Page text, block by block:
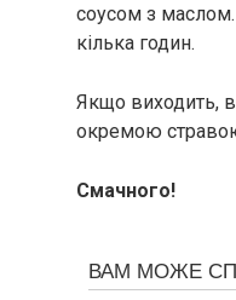
соусом з маслом.
кілька годин.
Якщо виходить,
окремою
Смачного!